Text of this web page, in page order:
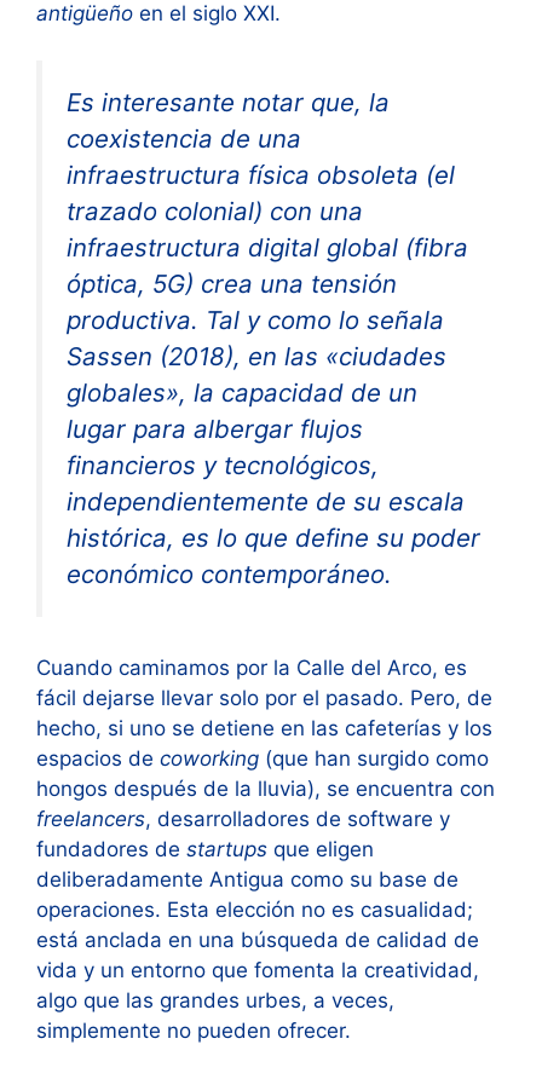
antigüeño en el siglo XXI.
Es interesante notar que, la
coexistencia de una
infraestructura física obsoleta (el
trazado colonial) con una
infraestructura digital global (fibra
óptica, 5G) crea una tensión
productiva. Tal y como lo señala
Sassen (2018), en las «ciudades
globales», la capacidad de un
lugar para albergar flujos
financieros y tecnológicos,
independientemente de su escala
histórica, es lo que define su poder
económico contemporáneo.
Cuando caminamos por la Calle del Arco, es
fácil dejarse llevar solo por el pasado. Pero, de
hecho, si uno se detiene en las cafeterías y los
espacios de coworking (que han surgido como
hongos después de la lluvia), se encuentra con
freelancers, desarrolladores de software y
fundadores de startups que eligen
deliberadamente Antigua como su base de
operaciones. Esta elección no es casualidad;
está anclada en una búsqueda de calidad de
vida y un entorno que fomenta la creatividad,
algo que las grandes urbes, a veces,
simplemente no pueden ofrecer.